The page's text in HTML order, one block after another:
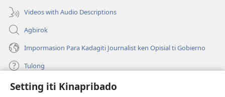
Setting iti Kinapribado
Videos with Audio Descriptions
Agbirok
Impormasion Para Kadagiti Journalist ken Opisial ti Gobierno
Tulong
Donasion
(manglukat